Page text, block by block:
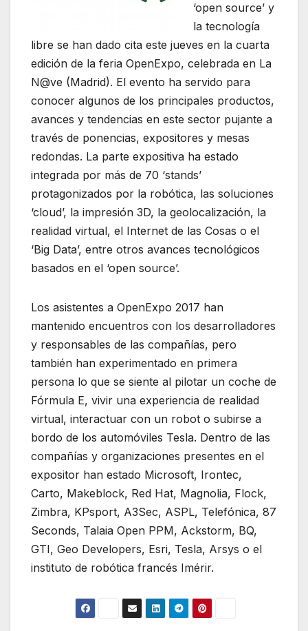
‘open source’ y
la tecnología
libre se han dado cita este jueves en la cuarta
edición de la feria OpenExpo, celebrada en La
N@ve (Madrid). El evento ha servido para
conocer algunos de los principales productos,
avances y tendencias en este sector pujante a
través de ponencias, expositores y mesas
redondas. La parte expositiva ha estado
integrada por más de 70 ‘stands’
protagonizados por la robótica, las soluciones
‘cloud’, la impresión 3D, la geolocalización, la
realidad virtual, el Internet de las Cosas o el
‘Big Data’, entre otros avances tecnológicos
basados en el ‘open source’.
Los asistentes a OpenExpo 2017 han
mantenido encuentros con los desarrolladores
y responsables de las compañías, pero
también han experimentado en primera
persona lo que se siente al pilotar un coche de
Fórmula E, vivir una experiencia de realidad
virtual, interactuar con un robot o subirse a
bordo de los automóviles Tesla. Dentro de las
compañías y organizaciones presentes en el
expositor han estado Microsoft, Irontec,
Carto, Makeblock, Red Hat, Magnolia, Flock,
Zimbra, KPsport, A3Sec, ASPL, Telefónica, 87
Seconds, Talaia Open PPM, Ackstorm, BQ,
GTI, Geo Developers, Esri, Tesla, Arsys o el
instituto de robótica francés Imérir.